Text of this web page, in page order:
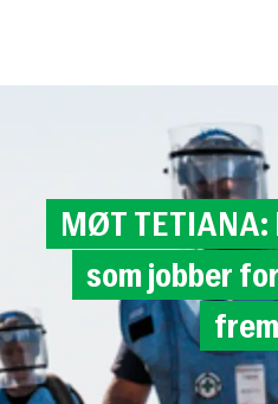
MØT TETIANA:
somjobber for